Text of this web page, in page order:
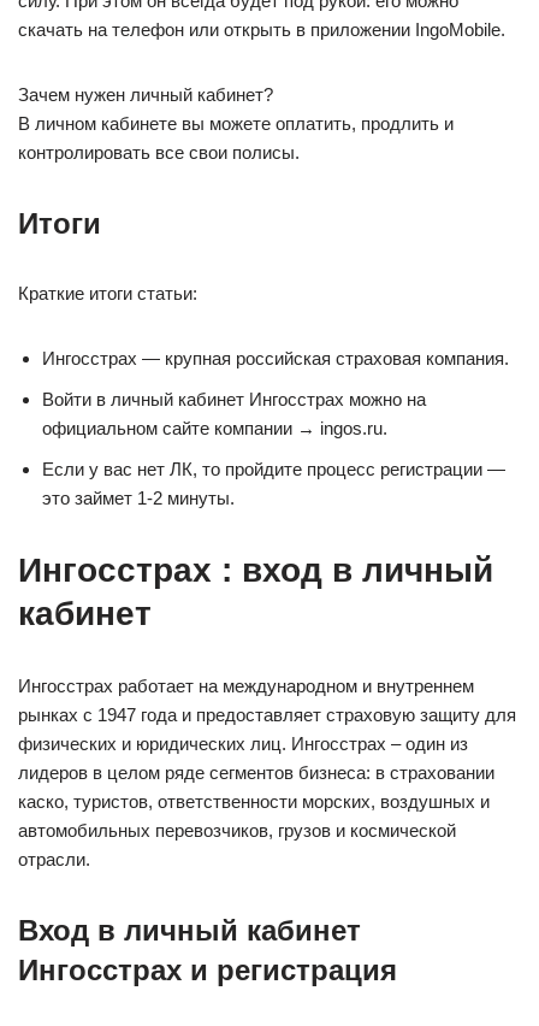
скачать на телефон или открыть в приложении IngoMobile.
Зачем нужен личный кабинет?
В личном кабинете вы можете оплатить, продлить и
контролировать все свои полисы.
Итоги
Краткие итоги статьи:
Ингосстрах — крупная российская страховая компания.
Войти в личный кабинет Ингосстрах можно на
официальном сайте компании → ingos.ru.
Если у вас нет ЛК, то пройдите процесс регистрации —
это займет 1-2 минуты.
Ингосстрах : вход в личный
кабинет
Ингосстрах работает на международном и внутреннем
рынках с 1947 года и предоставляет страховую защиту для
физических и юридических лиц. Ингосстрах – один из
лидеров в целом ряде сегментов бизнеса: в страховании
каско, туристов, ответственности морских, воздушных и
автомобильных перевозчиков, грузов и космической
отрасли.
Вход в личный кабинет
Ингосстрах и регистрация